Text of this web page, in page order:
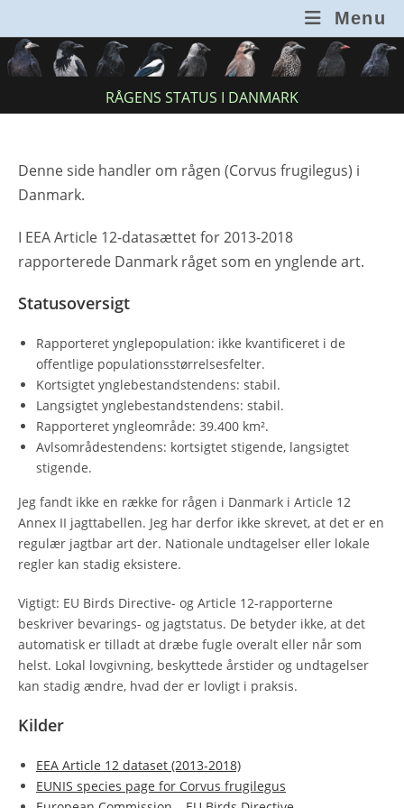
content
Menu
RÅGENS STATUS I DANMARK
Denne side handler om rågen (Corvus frugilegus) i
Danmark.
I EEA Article 12-datasættet for 2013-2018
rapporterede Danmark råget som en ynglende art.
Statusoversigt
Rapporteret ynglepopulation: ikke kvantificeret i de
offentlige populationsstørrelsesfelter.
Kortsigtet ynglebestandstendens: stabil.
Langsigtet ynglebestandstendens: stabil.
Rapporteret yngleområde: 39.400 km².
Avlsområdestendens: kortsigtet stigende, langsigtet
stigende.
Jeg fandt ikke en række for rågen i Danmark i Article 12
Annex II jagttabellen. Jeg har derfor ikke skrevet, at det er en
regulær jagtbar art der. Nationale undtagelser eller lokale
regler kan stadig eksistere.
Vigtigt: EU Birds Directive- og Article 12-rapporterne
beskriver bevarings- og jagtstatus. De betyder ikke, at det
automatisk er tilladt at dræbe fugle overalt eller når som
helst. Lokal lovgivning, beskyttede årstider og undtagelser
kan stadig ændre, hvad der er lovligt i praksis.
Kilder
EEA Article 12 dataset (2013-2018)
EUNIS species page for Corvus frugilegus